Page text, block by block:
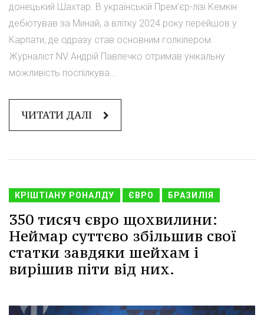
донецький Шахтар. В українській Прем'єр-лізі Кемкін
дебютував за Минай, а влітку 2024 року перейшов у
Карпати, де одразу став основним голкіпером.
Журналіст NV Андрій Павлечко отримав унікальну
можливість поспілкува...
ЧИТАТИ ДАЛІ
КРІШТІАНУ РОНАЛДУ ЄВРО БРАЗИЛІЯ
350 тисяч євро щохвилини:
Неймар суттєво збільшив свої
статки завдяки шейхам і
вирішив піти від них.